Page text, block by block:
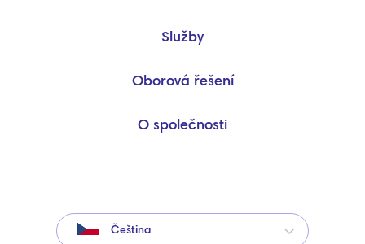
Služby
Oborová řešení
O společnosti
Čeština